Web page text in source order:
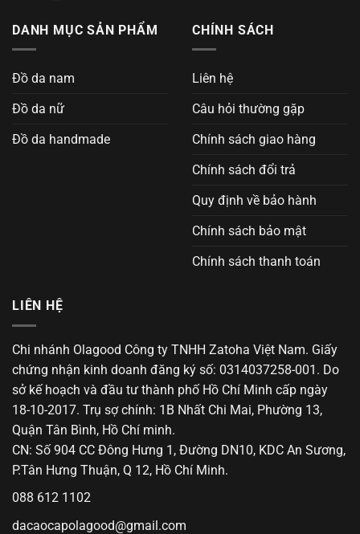
DANH MỤC SẢN PHẨM
Đồ da nam
Đồ da nữ
Đồ da handmade
CHÍNH SÁCH
Liên hệ
Câu hỏi thường gặp
Chính sách giao hàng
Chính sách đổi trả
Quy định về bảo hành
Chính sách bảo mật
Chính sách thanh toán
LIÊN HỆ
Chi nhánh Olagood Công ty TNHH Zatoha Việt Nam. Giấy
chứng nhận kinh doanh đăng ký số: 0314037258-001. Do
sở kế hoạch và đầu tư thành phố Hồ Chí Minh cấp ngày
18-10-2017. Trụ sợ chính: 1B Nhất Chi Mai, Phường 13,
Quận Tân Bình, Hồ Chí minh.
CN: Số 904 CC Đông Hưng 1, Đường DN10, KDC An Sương,
P.Tân Hưng Thuận, Q 12, Hồ Chí Minh.
088 612 1102
dacaocapolagood@gmail.com